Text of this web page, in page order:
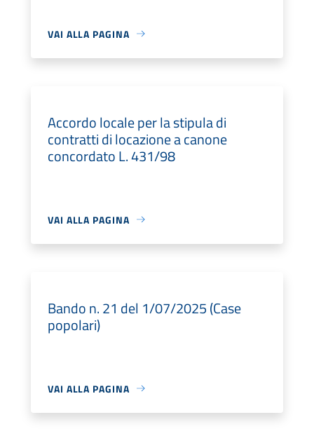
VAI ALLA PAGINA
Accordo locale per la stipula di
contratti di locazione a canone
concordato L. 431/98
VAI ALLA PAGINA
Bando n. 21 del 1/07/2025 (Case
popolari)
VAI ALLA PAGINA